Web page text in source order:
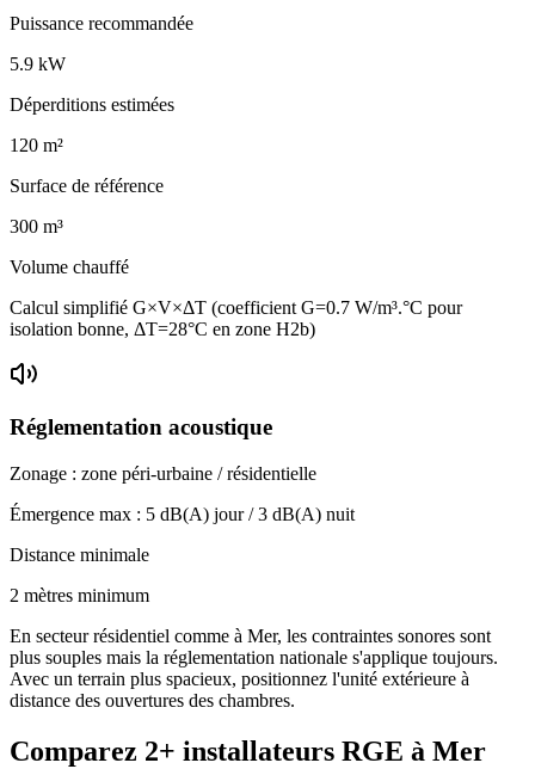
Puissance recommandée
5.9 kW
Déperditions estimées
120 m²
Surface de référence
300 m³
Volume chauffé
Calcul simplifié G×V×ΔT (coefficient G=0.7 W/m³.°C pour
isolation bonne, ΔT=28°C en zone H2b)
Réglementation acoustique
Zonage : zone péri-urbaine / résidentielle
Émergence max : 5 dB(A) jour /3 dB(A) nuit
Distance minimale
2 mètres minimum
En secteur résidentiel comme à Mer, les contraintes sonores sont
plus souples mais la réglementation nationale s'applique toujours.
Avec un terrain plus spacieux, positionnez l'unité extérieure à
distance des ouvertures des chambres.
Comparez 2+ installateurs RGE à Mer